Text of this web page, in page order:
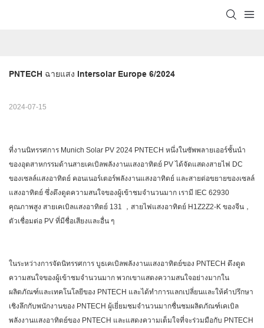
PNTECH ฉายแสง Intersolar Europe 6/2024
2024-07-15
ที่งานนิทรรศการ Munich Solar PV 2024 PNTECH หนึ่งในซัพพลายเออร์ชั้นนำ
ของอุตสาหกรรมด้านสายเคเบิลพลังงานแสงอาทิตย์ PV ได้จัดแสดงสายไฟ DC
ของเซลล์แสงอาทิตย์ คอนเนอร์เตอร์พลังงานแสงอาทิตย์ และสายต่อขยายของเซลล์
แสงอาทิตย์ ซึ่งดึงดูดความสนใจของผู้เข้าชมจำนวนมาก เรามี IEC 62930
คุณภาพสูง สายเคเบิลแสงอาทิตย์ 131 ，สายไฟแสงอาทิตย์ H1Z2Z2-K ของจีน，
ตัวเชื่อมต่อ PV ที่มีชื่อเสียงและอื่น ๆ
ในระหว่างการจัดนิทรรศการ บูธเคเบิลพลังงานแสงอาทิตย์ของ PNTECH ดึงดูด
ความสนใจของผู้เข้าชมจำนวนมาก พวกเขาแสดงความสนใจอย่างมากใน
ผลิตภัณฑ์และเทคโนโลยีของ PNTECH และได้ทำการแลกเปลี่ยนและให้คำปรึกษา
เชิงลึกกับพนักงานของ PNTECH ผู้เยี่ยมชมจำนวนมากชื่นชมผลิตภัณฑ์เคเบิล
พลังงานแสงอาทิตย์ของ PNTECH และแสดงความเต็มใจที่จะร่วมมือกับ PNTECH